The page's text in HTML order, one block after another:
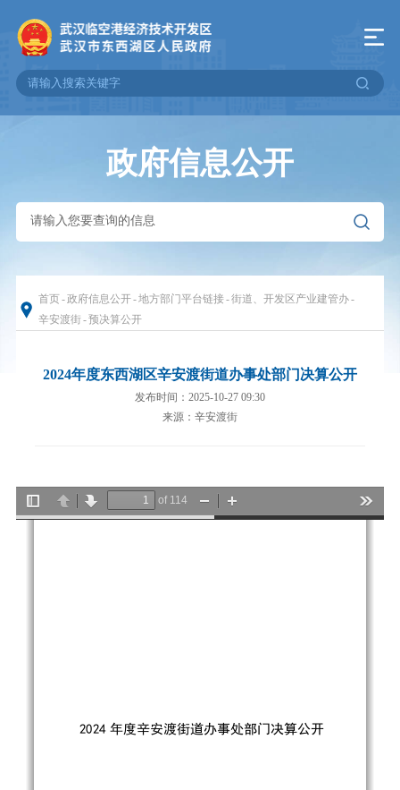
政府信息公开
首页-政府信息公开-地方部门平台链接-街道、开发区产业建管办-
辛安渡街-预决算公开
2024年度东西湖区辛安渡街道办事处部门决算公开
发布时间：2025-10-27 09:30
来源：辛安渡街